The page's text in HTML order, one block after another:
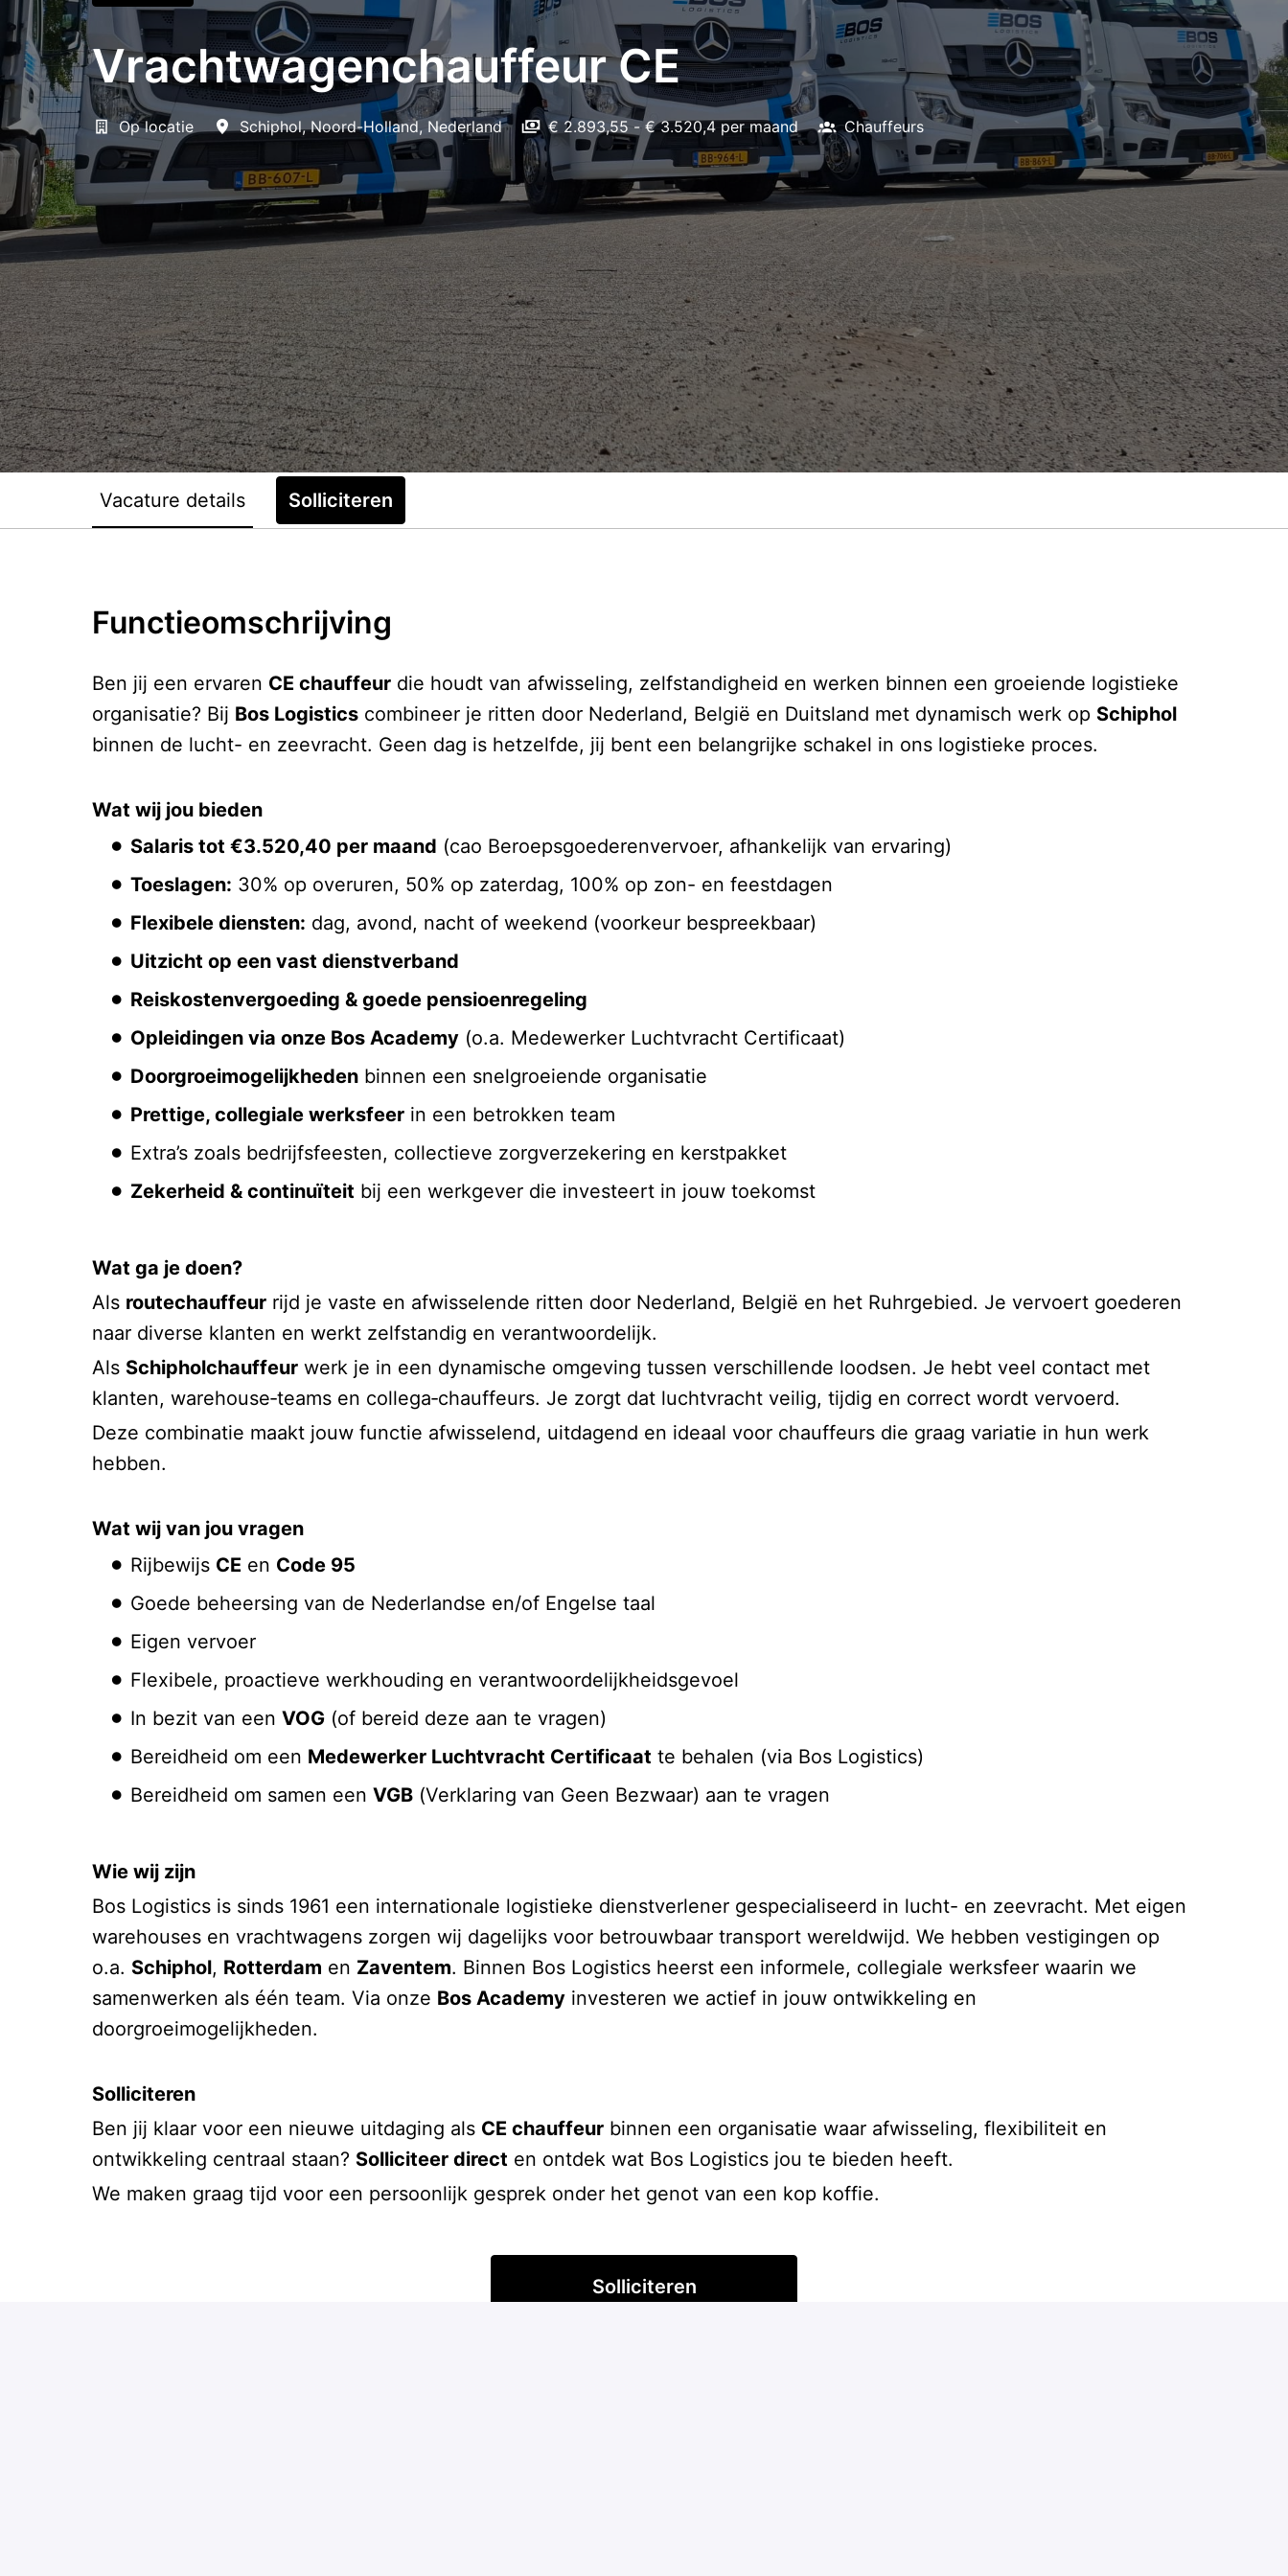
Vrachtwagenchauffeur CE
Op locatie Schiphol, Noord-Holland, Nederland € 2.893,55 - € 3.520,4 per maand Chauffeurs
Vacature details Solliciteren
Functieomschrijving
Ben jij een ervaren CE chauffeur die houdt van afwisseling, zelfstandigheid en werken binnen een groeiende logistieke
organisatie? Bij Bos Logistics combineer je ritten door Nederland, België en Duitsland met dynamisch werk op Schiphol
binnen de lucht- en zeevracht. Geen dag is hetzelfde, jij bent een belangrijke schakel in ons logistieke proces.
Wat wij jou bieden
Salaris tot €3.520,40 per maand (cao Beroepsgoederenvervoer, afhankelijk van ervaring)
Toeslagen: 30% op overuren, 50% op zaterdag, 100% op zon- en feestdagen
Flexibele diensten: dag, avond, nacht of weekend (voorkeur bespreekbaar)
Uitzicht op een vast dienstverband
Reiskostenvergoeding & goede pensioenregeling
Opleidingen via onze Bos Academy (o.a. Medewerker Luchtvracht Certificaat)
Doorgroeimogelijkheden binnen een snelgroeiende organisatie
Prettige, collegiale werksfeer in een betrokken team
Extra’s zoals bedrijfsfeesten, collectieve zorgverzekering en kerstpakket
Zekerheid & continuïteit bij een werkgever die investeert in jouw toekomst
Wat ga je doen?
Als routechauffeur rijd je vaste en afwisselende ritten door Nederland, België en het Ruhrgebied. Je vervoert goederen
naar diverse klanten en werkt zelfstandig en verantwoordelijk.
Als Schipholchauffeur werk je in een dynamische omgeving tussen verschillende loodsen. Je hebt veel contact met
klanten, warehouse‑teams en collega‑chauffeurs. Je zorgt dat luchtvracht veilig, tijdig en correct wordt vervoerd.
Deze combinatie maakt jouw functie afwisselend, uitdagend en ideaal voor chauffeurs die graag variatie in hun werk
hebben.
Wat wij van jou vragen
Rijbewijs CE en Code 95
Goede beheersing van de Nederlandse en/of Engelse taal
Eigen vervoer
Flexibele, proactieve werkhouding en verantwoordelijkheidsgevoel
In bezit van een VOG (of bereid deze aan te vragen)
Bereidheid om een Medewerker Luchtvracht Certificaat te behalen (via Bos Logistics)
Bereidheid om samen een VGB (Verklaring van Geen Bezwaar) aan te vragen
Wie wij zijn
Bos Logistics is sinds 1961 een internationale logistieke dienstverlener gespecialiseerd in lucht- en zeevracht. Met eigen
warehouses en vrachtwagens zorgen wij dagelijks voor betrouwbaar transport wereldwijd. We hebben vestigingen op
o.a. Schiphol, Rotterdam en Zaventem. Binnen Bos Logistics heerst een informele, collegiale werksfeer waarin we
samenwerken als één team. Via onze Bos Academy investeren we actief in jouw ontwikkeling en
doorgroeimogelijkheden.
Solliciteren
Ben jij klaar voor een nieuwe uitdaging als CE chauffeur binnen een organisatie waar afwisseling, flexibiliteit en
ontwikkeling centraal staan? Solliciteer direct en ontdek wat Bos Logistics jou te bieden heeft.
We maken graag tijd voor een persoonlijk gesprek onder het genot van een kop koffie.
Solliciteren